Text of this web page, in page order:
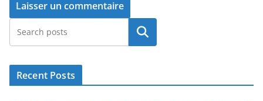
Rechercher
Recent Posts